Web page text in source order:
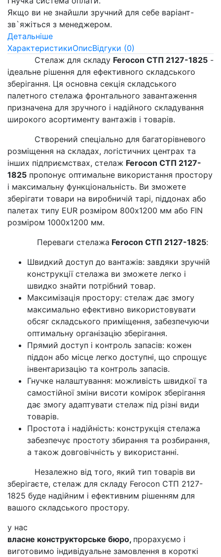
Якщо ви не знайшли зручний для себе варіант-
зв`яжіться з менеджером.
Детальніше
ХарактеристикиОписВідгуки (0)
Стелаж для складу Ferocon СТП 2127-1825 -
ідеальне рішення для ефективного складського
зберігання. Ця основна секція складського
палетного стелажа фронтального завантаження
призначена для зручного і надійного складування
широкого асортименту вантажів і товарів.
Створений спеціально для багаторівневого
розміщення на складах, логістичних центрах та
інших підприємствах, стелаж Ferocon СТП 2127-
1825 пропонує оптимальне використання простору
і максимальну функціональність. Ви зможете
зберігати товари на виробничій тарі, піддонах або
палетах типу EUR розміром 800x1200 мм або FIN
розміром 1000x1200 мм.
Переваги стелажа Ferocon СТП 2127-1825:
Швидкий доступ до вантажів: завдяки зручній
конструкції стелажа ви зможете легко і
швидко знайти потрібний товар.
Максимізація простору: стелаж дає змогу
максимально ефективно використовувати
обсяг складського приміщення, забезпечуючи
оптимальну організацію зберігання.
Прямий доступ і контроль запасів: кожен
піддон або місце легко доступні, що спрощує
інвентаризацію та контроль запасів.
Гнучке налаштування: можливість швидкої та
самостійної зміни висоти комірок зберігання
дає змогу адаптувати стелаж під різні види
товарів.
Простота і надійність: конструкція стелажа
забезпечує простоту збирання та розбирання,
а також довговічність у використанні.
Незалежно від того, який тип товарів ви
зберігаєте, стелаж для складу Ferocon СТП 2127-
1825 буде надійним і ефективним рішенням для
вашого складського простору.
у нас
власне конструкторське бюро, прорахуємо і
виготовимо індивідуальне замовлення в короткі